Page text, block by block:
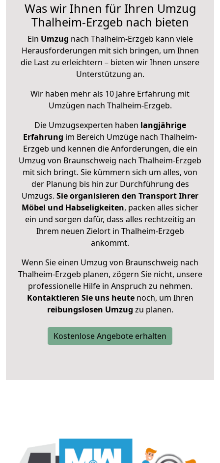
Was wir Ihnen für Ihren Umzug
Thalheim-Erzgeb nach bieten
Ein Umzug nach Thalheim-Erzgeb kann viele
Herausforderungen mit sich bringen, um Ihnen
die Last zu erleichtern – bieten wir Ihnen unsere
Unterstützung an.
Wir haben mehr als 10 Jahre Erfahrung mit
Umzügen nach Thalheim-Erzgeb.
Die Umzugsexperten haben langjährige
Erfahrung im Bereich Umzüge nach Thalheim-
Erzgeb und kennen die Anforderungen, die ein
Umzug von Braunschweig nach Thalheim-Erzgeb
mit sich bringt. Sie kümmern sich um alles, von
der Planung bis hin zur Durchführung des
Umzugs. Sie organisieren den Transport Ihrer
Möbel und Habseligkeiten, packen alles sicher
ein und sorgen dafür, dass alles rechtzeitig an
Ihrem neuen Zielort in Thalheim-Erzgeb
ankommt.
Wenn Sie einen Umzug von Braunschweig nach
Thalheim-Erzgeb planen, zögern Sie nicht, unsere
professionelle Hilfe in Anspruch zu nehmen.
Kontaktieren Sie uns heutenoch, um Ihren
reibungslosen Umzug zu planen.
Kostenlose Angebote erhalten